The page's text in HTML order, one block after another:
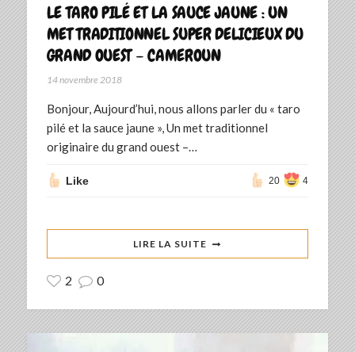
LE TARO PILÉ ET LA SAUCE JAUNE : UN
MET TRADITIONNEL SUPER DELICIEUX DU
GRAND OUEST – CAMEROUN
14 novembre 2018
Bonjour, Aujourd’hui, nous allons parler du « taro
pilé et la sauce jaune », Un met traditionnel
originaire du grand ouest –…
Like 20 4
LIRE LA SUITE
2 0